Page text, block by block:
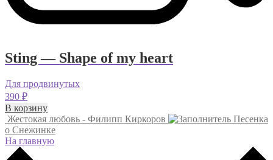
Sting — Shape of my heart
Для продвинутых
390 ₽
В корзину
Жестокая любовь - Филипп Киркоров
Песенка
о Снежинке
На главную